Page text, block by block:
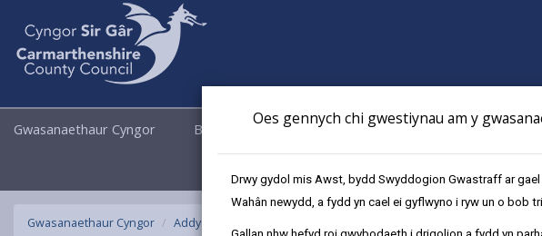
Oes gennych chi gwestiynau am y
Drwy gydol mis Awst, bydd Swyddogion Gwastraff ar
Wahân newydd, a fydd yn cael ei gyflwyno i ryw un o
Gwasanaethaur Cyngor Busnes Cyngor a Democratiaeth Newyddion
Gwasanaethaur Cyngor Addysg ac Ysgolion